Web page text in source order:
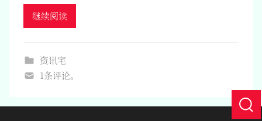
继续阅读
资讯宅
1条评论。